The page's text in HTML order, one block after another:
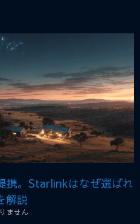
携。Starlinkはなぜ選ばれ
解説
ません